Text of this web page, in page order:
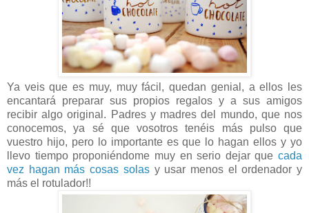
Ya veis que es muy, muy fácil, quedan genial, a ellos les
encantará preparar sus propios regalos y a sus amigos
recibir algo original. Padres y madres del mundo, que nos
conocemos, ya sé que vosotros tenéis más pulso que
vuestro hijo, pero lo importante es que lo hagan ellos y yo
llevo tiempo proponiéndome muy en serio dejar que cada
vez hagan más cosas solasy usar menos el ordenador y
más el rotulador!!